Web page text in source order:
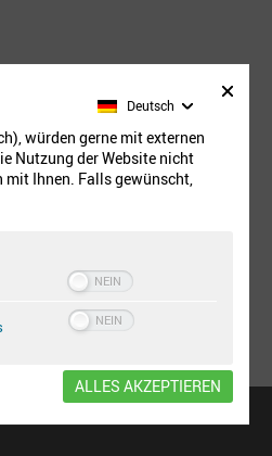
Deutsch
würden gerne mit externen
Nutzung der Website nicht
mit Ihnen. Falls gewünscht,
ALLES AKZEPTIEREN